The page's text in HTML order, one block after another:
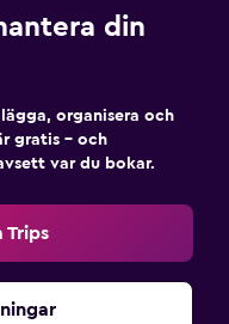
din
organisera och
gratis – och
var du bokar.
Trips